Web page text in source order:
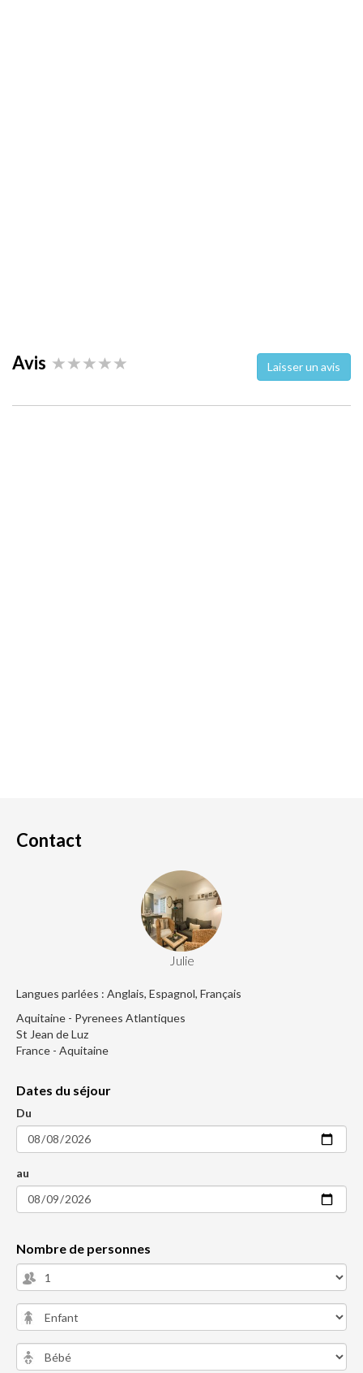
Avis Laisser un avis
Contact
Julie
Langues parlées : Anglais, Espagnol, Français
Aquitaine - Pyrenees Atlantiques
St Jean de Luz
France - Aquitaine
Dates du séjour
Du
au
Nombre de personnes